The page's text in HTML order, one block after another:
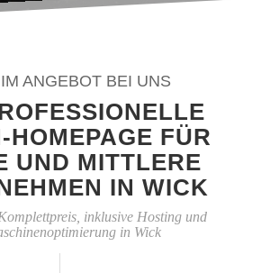
ANGEBOT BEI UNS
HOMEPAGE FÜR
UND MITTLERE
IN WICK
inklusive Hosting und
in Wick